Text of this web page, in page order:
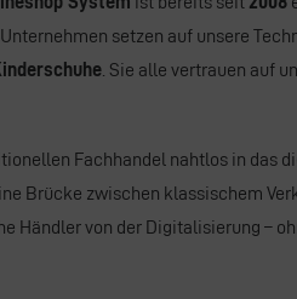
setzen auf unsere
. Sie alle vertrauen auf
Fachhandel nahtlos in das
Brücke zwischen klassischem
Händler von der Digitalisierung –